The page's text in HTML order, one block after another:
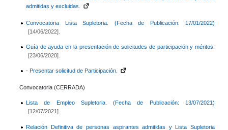
admitidas y excluidas.
Convocatoria Lista Supletoria. (Fecha de Publicación: 17/01/2022)
[14/06/2022].
Guía de ayuda en la presentación de solicitudes de participación y méritos.
[23/06/2020].
- Presentar solicitud de Participación.
Convocatoria (CERRADA)
Lista de Empleo Supletoria. (Fecha de Publicación: 13/07/2021)
[12/07/2021].
Relación Definitiva de personas aspirantes admitidas y Lista Supletoria